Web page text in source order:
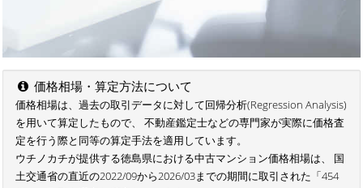
価格相場・算定方法について
価格相場は、過去の取引データに対して回帰分析(Regression Analysis)
を用いて算定したもので、 不動産鑑定士などの専門家が実際に価格査
定を行う際と同等の算定手法を適用しています。
ウチノカチが提供する徳島県における中古マンション価格相場は、 国
土交通省の直近の2022/09から2026/03までの期間に取引された「454